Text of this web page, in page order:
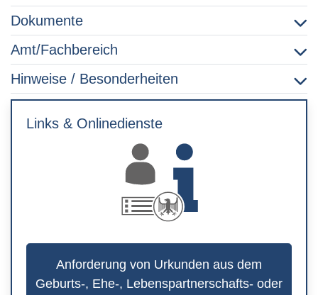
Dokumente
Amt/Fachbereich
Hinweise / Besonderheiten
Links & Onlinedienste
Anforderung von Urkunden aus dem
Geburts-, Ehe-, Lebenspartnerschafts- oder